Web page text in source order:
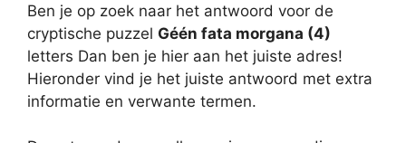
Ben je op zoek naar het antwoord voor de
cryptische puzzel Géén fata morgana (4)
letters Dan ben je hier aan het juiste adres!
Hieronder vind je het juiste antwoord met extra
informatie en verwante termen.